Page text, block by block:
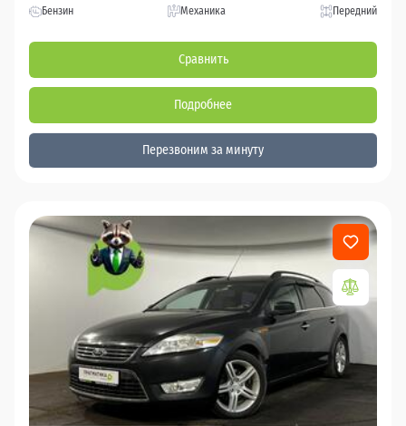
Бензин Механика Передний
Сравнить
Подробнее
Перезвоним за минуту